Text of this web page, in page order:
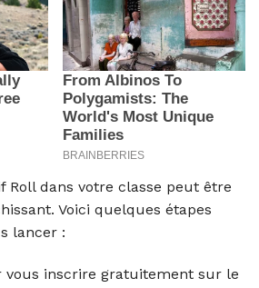
Roll dans votre classe peut être
Voici quelques étapes
lancer :
vous inscrire gratuitement sur le